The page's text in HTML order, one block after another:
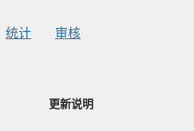
统计 审核
更新说明